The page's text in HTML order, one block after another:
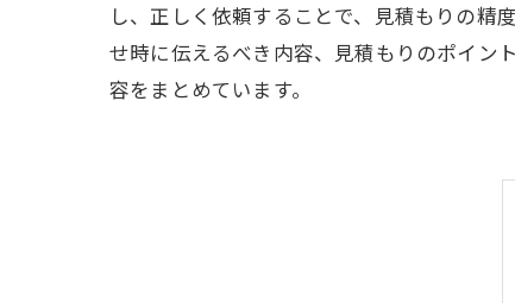
し、正しく依頼することで、見積もりの精
せ時に伝えるべき内容、見積もりのポイン
容をまとめています。